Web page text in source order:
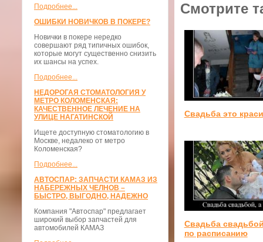
Подробнее...
ОШИБКИ НОВИЧКОВ В ПОКЕРЕ?
Новички в покере нередко
совершают ряд типичных ошибок,
которые могут существенно снизить
их шансы на успех.
Подробнее...
НЕДОРОГАЯ СТОМАТОЛОГИЯ У
МЕТРО КОЛОМЕНСКАЯ:
КАЧЕСТВЕННОЕ ЛЕЧЕНИЕ НА
УЛИЦЕ НАГАТИНСКОЙ
Ищете доступную стоматологию в
Москве, недалеко от метро
Коломенская?
Подробнее...
АВТОСПАР: ЗАПЧАСТИ КАМАЗ ИЗ
НАБЕРЕЖНЫХ ЧЕЛНОВ –
БЫСТРО, ВЫГОДНО, НАДЕЖНО
Компания "Автоспар" предлагает
широкий выбор запчастей для
автомобилей КАМАЗ
Смотрите
Свадьба это
Свадьба
по расписанию